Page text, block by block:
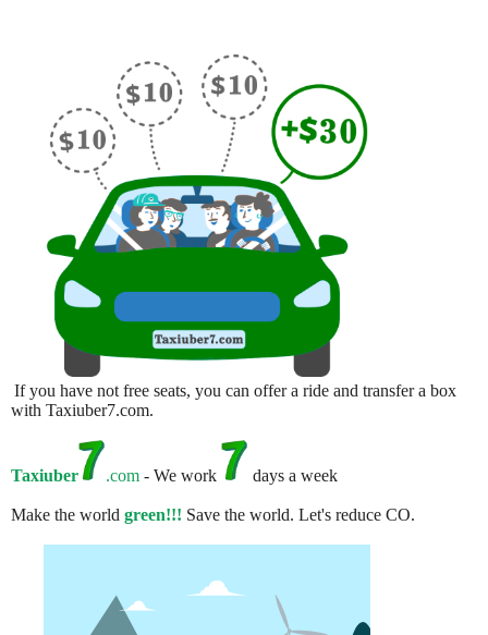
If you have not free seats, you can offer a ride and transfer a box
with Taxiuber7.com.
Taxiuber .com - We work days a week
Make the world green!!! Save the world. Let's reduce CO.